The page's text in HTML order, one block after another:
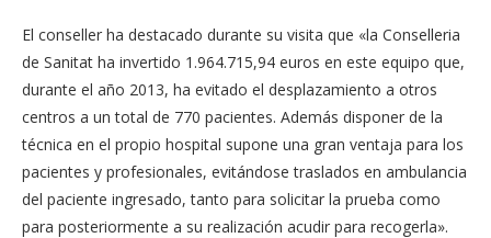
El conseller ha destacado durante su visita que «la Conselleria
de Sanitat ha invertido 1.964.715,94 euros en este equipo que,
durante el año 2013, ha evitado el desplazamiento a otros
centros a un total de 770 pacientes. Además disponer de la
técnica en el propio hospital supone una gran ventaja para los
pacientes y profesionales, evitándose traslados en ambulancia
del paciente ingresado, tanto para solicitar la prueba como
para posteriormente a su realización acudir para recogerla».